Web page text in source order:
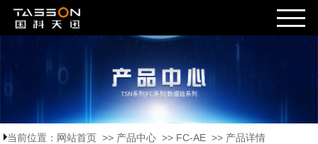
当前位置： 网站首页 >> 产品中心 >> FC-AE >> 产品详情